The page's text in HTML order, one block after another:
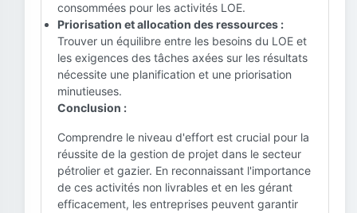
consommées pour les activités LOE.
Priorisation et allocation des ressources :
Trouver un équilibre entre les besoins du LOE et
les exigences des tâches axées sur les résultats
nécessite une planification et une priorisation
minutieuses.
Conclusion :
Comprendre le niveau d'effort est crucial pour la
réussite de la gestion de projet dans le secteur
pétrolier et gazier. En reconnaissant l'importance
de ces activités non livrables et en les gérant
efficacement, les entreprises peuvent garantir